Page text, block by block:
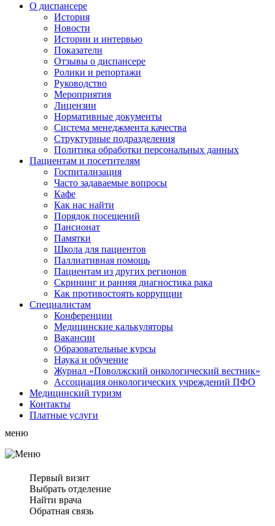
О диспансере
История
Новости
Истории и интервью
Показатели
Отзывы о диспансере
Ролики и репортажи
Руководство
Мероприятия
Лицензии
Нормативные документы
Система менеджмента качества
Структурные подразделения
Политика обработки персональных данных
Пациентам и посетителям
Госпитализация
Часто задаваемые вопросы
Кафе
Как нас найти
Порядок посещений
Пансионат
Памятки
Школа для пациентов
Паллиативная помощь
Пациентам из других регионов
Скрининг и ранняя диагностика рака
Как противостоять коррупции
Специалистам
Конференции
Медицинские калькуляторы
Вакансии
Образовательные курсы
Наука и обучение
Журнал «Поволжский онкологический вестник»
Ассоциация oнкологических учреждений ПФО
Медицинский туризм
Контакты
Платные услуги
меню
Первый визит
Выбрать отделение
Найти врача
Обратная связь